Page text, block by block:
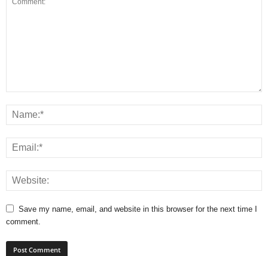
Save my name, email, and website in this browser for the next time I
comment.